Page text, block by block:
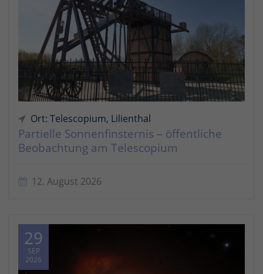
Ort: Telescopium, Lilienthal
Partielle Sonnenfinsternis – öffentliche
Beobachtung am Telescopium
12. August 2026
29
SEP
2026